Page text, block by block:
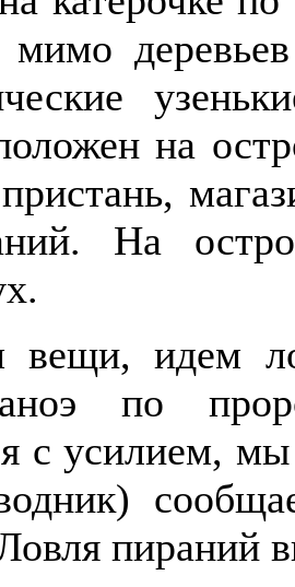
на
На
вещи, идем
по
с усилием,
пираний